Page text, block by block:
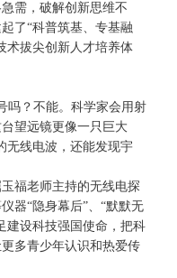
需，破解创新思维不
了“科普筑基、专基融
术拔尖创新人才培养体
？不能。科学家会用射
望远镜更像一只巨大
无线电波，还能发现宇
福老师主持的无线电探
器“隐身幕后”、“默默无
建设科技强国使命，把科
多青少年认识和热爱传